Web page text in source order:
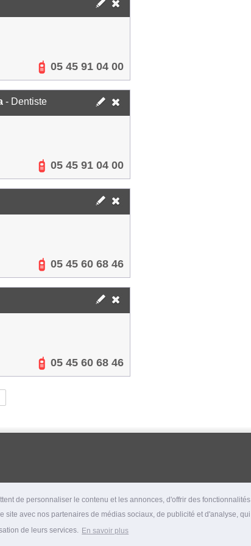
de personnaliser le contenu et les annonces, d'offrir des fonctionnalités
avec nos partenaires de médias sociaux, de publicité et d'analyse, qui
de leurs services. En savoir plus
05 45 91 04 00
- Dentiste
05 45 91 04 00
05 45 60 68 46
05 45 60 68 46